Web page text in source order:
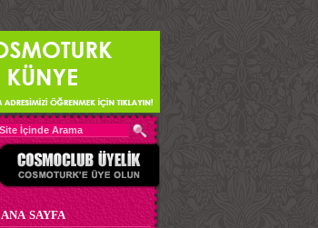
ANA SAYFA